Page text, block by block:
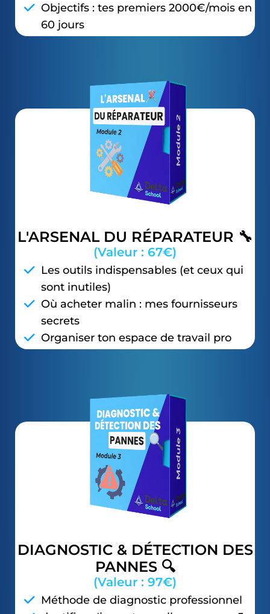
Objectifs : tes premiers 2000€/mois en
60 jours
L'ARSENAL DU RÉPARATEUR 🔧
(Valeur : 67€)
Les outils indispensables (et ceux qui
sont inutiles)
Où acheter malin : mes fournisseurs
secrets
Organiser ton espace de travail pro
DIAGNOSTIC & DÉTECTION DES
PANNES 🔍
(Valeur : 97€)
Méthode de diagnostic professionnel